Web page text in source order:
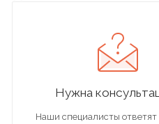
Нужна
Наши специалисты